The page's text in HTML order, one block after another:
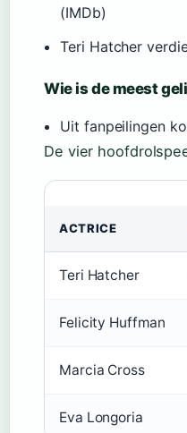
(IMDb)
Teri Hatcher
Wie is de meest
Uit fanpeilingen
De vier
ACTRICE
Teri Hatcher
Felicity Huffman
Marcia Cross
Eva Longoria